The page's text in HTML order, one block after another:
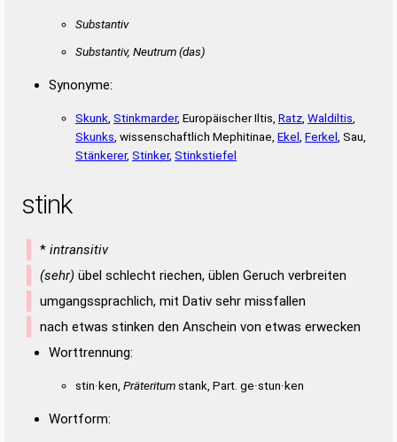
Substantiv
Substantiv, Neutrum(das)
Synonyme:
Skunk Stinkmarder, Europäischer Iltis, Ratz Waldiltis
Skunks , wissenschaftlich Mephitinae, Ekel Ferkel , Sau,
Stänkerer, Stinker, Stinkstiefel
stink
* intransitiv
(sehr) übel schlecht riechen, üblen Geruch verbreiten
umgangssprachlich, mit Dativ sehr missfallen
nach etwas stinken den Anschein von etwas erwecken
Worttrennung:
stin·ken, Präteritum stank, Part. ge·stun·ken
Wortform: